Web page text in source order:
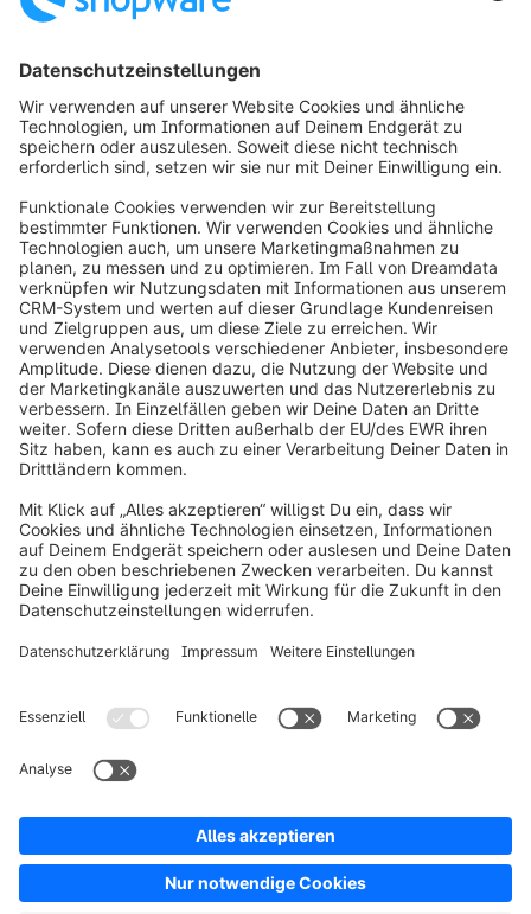
info@shopware.com
Produkt
Lösungen
Partner
Entwickler
Ressourcen